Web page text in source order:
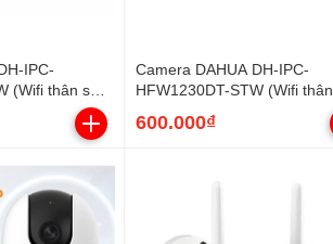
IPC-
(Wifi thân sắt
Camera DAHUA DH-IPC-
HFW1230DT-STW (Wifi thân
600.000₫